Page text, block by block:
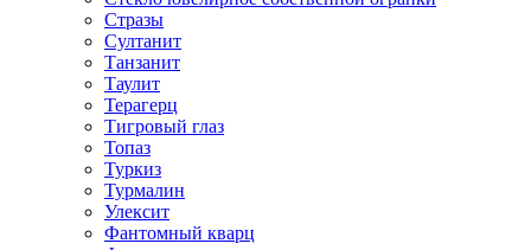
Стразы
Султанит
Танзанит
Таулит
Терагерц
Тигровый глаз
Топаз
Туркиз
Турмалин
Улексит
Фантомный кварц